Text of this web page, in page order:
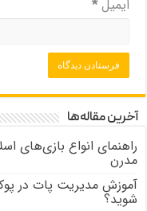
ایمیل*
آخرین مقاله‌ها
مدرن
آموزش مدیریت پات در
شوید؟